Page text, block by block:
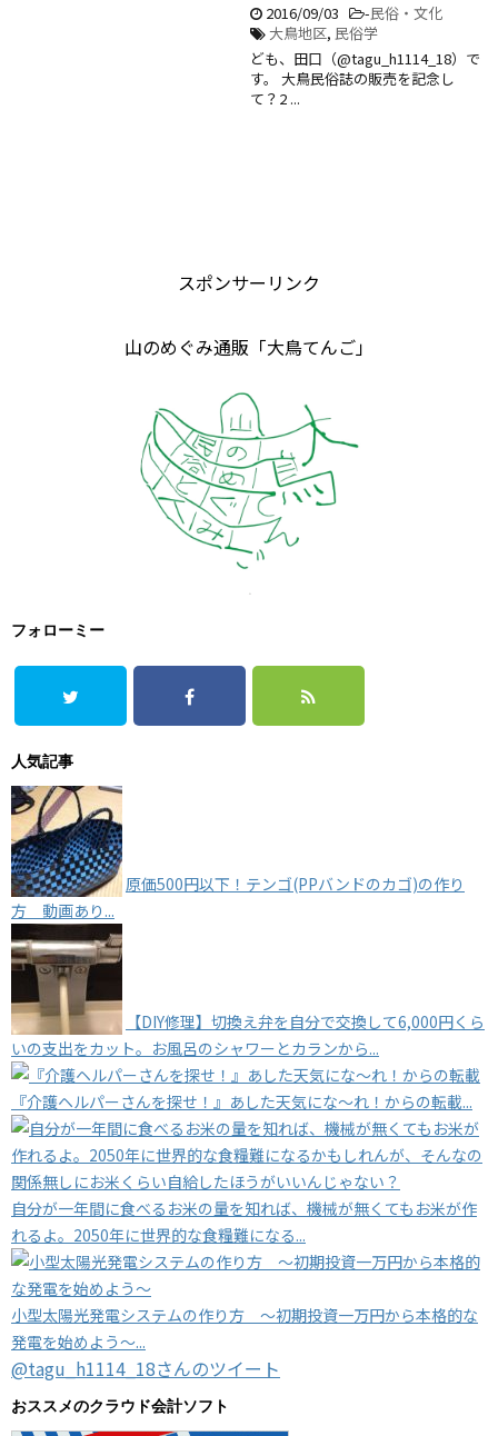
2016/09/03 -民俗・文化
大鳥地区, 民俗学
ども、田口（@tagu_h1114_18）で
す。 大鳥民俗誌の販売を記念し
て？2 ...
スポンサーリンク
山のめぐみ通販「大鳥てんご」
フォローミー
人気記事
原価500円以下！テンゴ(PPバンドのカゴ)の作り
方 動画あり...
【DIY修理】切換え弁を自分で交換して6,000円くら
いの支出をカット。お風呂のシャワーとカランから...
『介護ヘルパーさんを探せ！』あした天気にな～れ！からの転載...
自分が一年間に食べるお米の量を知れば、機械が無くてもお米が作
れるよ。2050年に世界的な食糧難になる...
小型太陽光発電システムの作り方 ～初期投資一万円から本格的な
発電を始めよう～...
@tagu_h1114_18さんのツイート
おススメのクラウド会計ソフト